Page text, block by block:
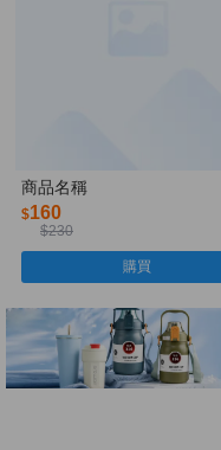
商品名稱
$160
$230
購買